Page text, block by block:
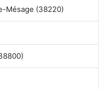
Mésage (38220)